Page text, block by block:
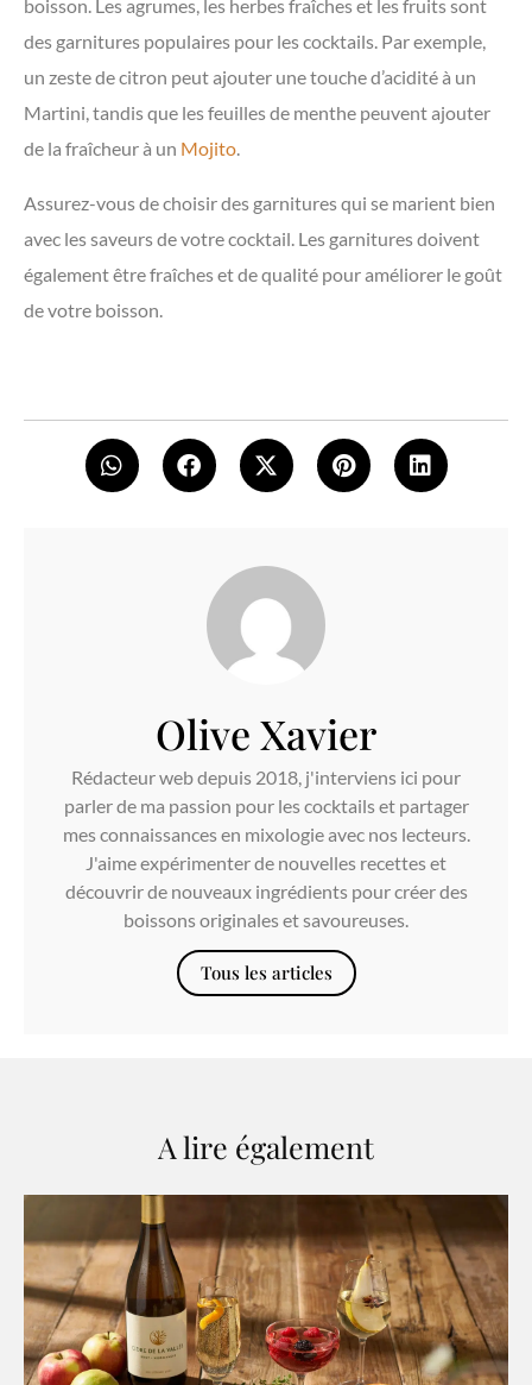
boisson. Les agrumes, les herbes fraîches et les fruits sont
des garnitures populaires pour les cocktails. Par exemple,
un zeste de citron peut ajouter une touche d’acidité à un
Martini, tandis que les feuilles de menthe peuvent ajouter
de la fraîcheur à un Mojito.
Assurez-vous de choisir des garnitures qui se marient bien
avec les saveurs de votre cocktail. Les garnitures doivent
également être fraîches et de qualité pour améliorer le goût
de votre boisson.
Olive Xavier
Rédacteur web depuis 2018, j'interviens ici pour
parler de ma passion pour les cocktails et partager
mes connaissances en mixologie avec nos lecteurs.
J'aime expérimenter de nouvelles recettes et
découvrir de nouveaux ingrédients pour créer des
boissons originales et savoureuses.
Tous les articles
A lire également